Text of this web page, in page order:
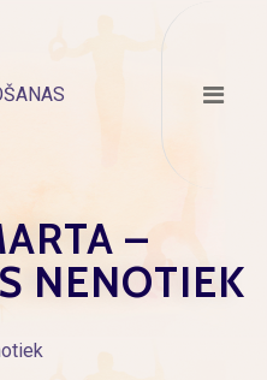
–
NENOTIEK